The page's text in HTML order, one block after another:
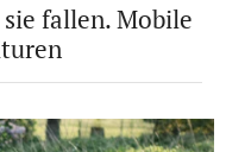
fallen. Mobile